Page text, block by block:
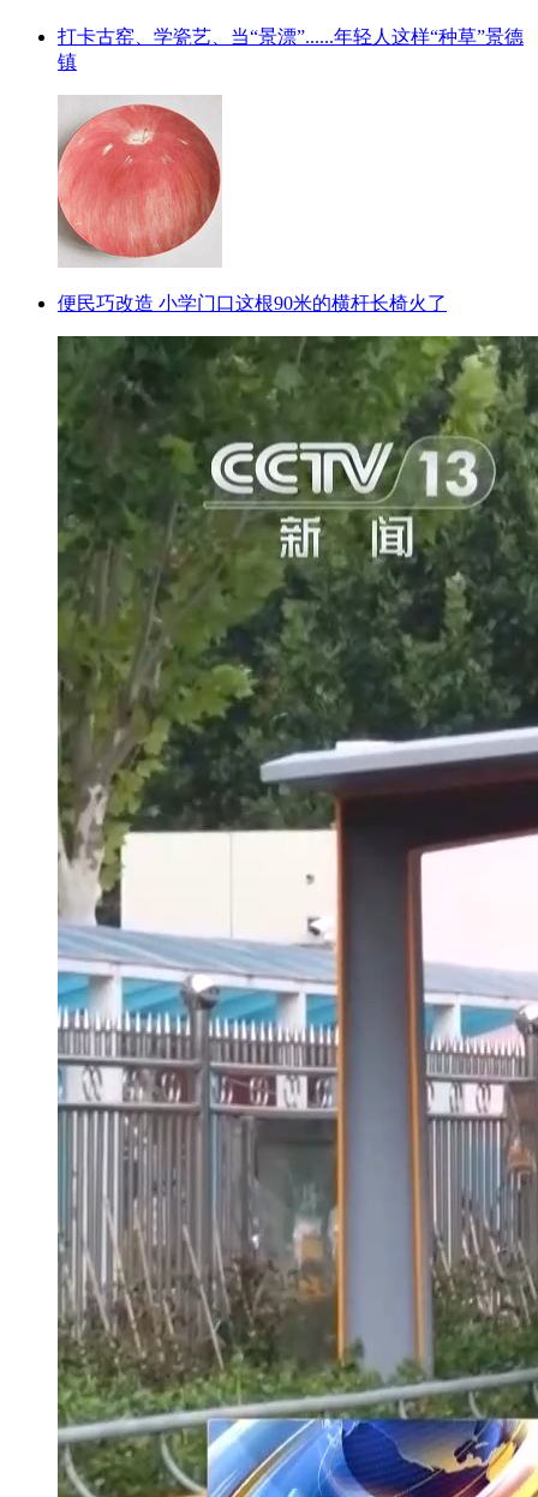
打卡古窑、学瓷艺、当“景漂”......年轻人这样“种草”景德
镇
便民巧改造 小学门口这根90米的横杆长椅火了